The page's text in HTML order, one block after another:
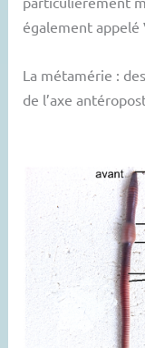
également appelé
La métamérie :
de l’axe